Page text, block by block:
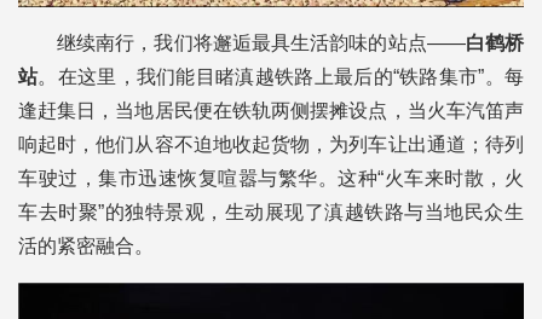
继续南行，我们将邂逅最具生活韵味的站点——白鹤桥
站。在这里，我们能目睹滇越铁路上最后的“铁路集市”。每
逢赶集日，当地居民便在铁轨两侧摆摊设点，当火车汽笛声
响起时，他们从容不迫地收起货物，为列车让出通道；待列
车驶过，集市迅速恢复喧嚣与繁华。这种“火车来时散，火
车去时聚”的独特景观，生动展现了滇越铁路与当地民众生
活的紧密融合。